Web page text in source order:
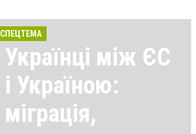
СПЕЦТЕМА
Українці між ЄС
і Україною:
міграція,